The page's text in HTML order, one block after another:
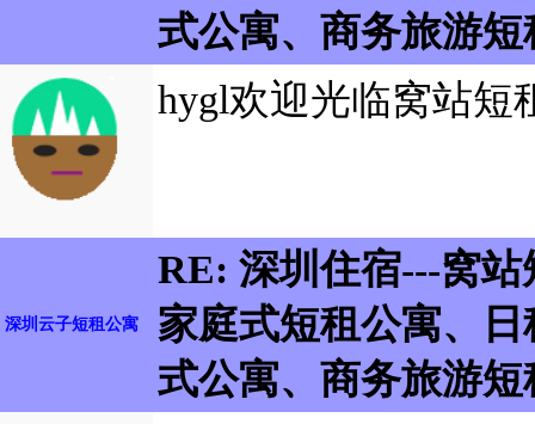
式公寓、商务旅游短
hygl欢迎光临窝站短
深圳云子短租公寓
RE: 深圳住宿---窝
家庭式短租公寓、
式公寓、商务旅游短